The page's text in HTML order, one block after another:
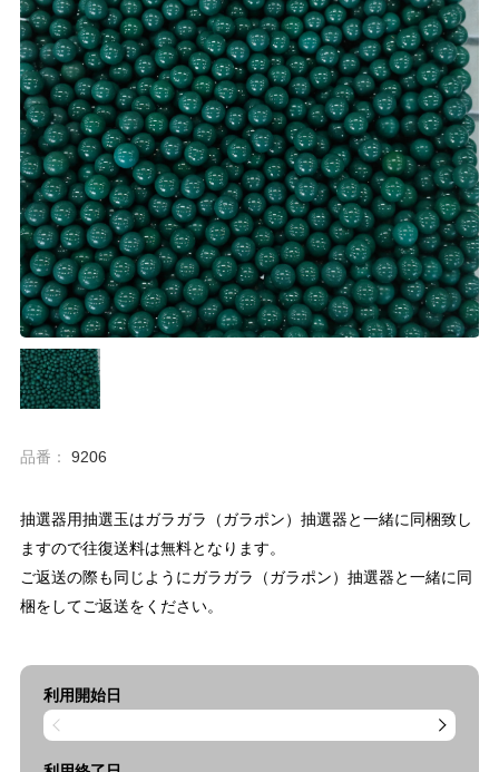
品番： 9206
抽選器用抽選玉はガラガラ（ガラポン）抽選器と一緒に同梱致し
ますので往復送料は無料となります。
ご返送の際も同じようにガラガラ（ガラポン）抽選器と一緒に同
梱をしてご返送をください。
利用開始日